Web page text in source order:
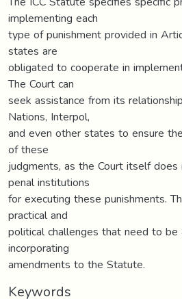
implementing each
type of punishment provided in
states are
obligated to cooperate in
The Court can
seek assistance from its
Nations, Interpol,
and even other states to ensure
of these
judgments, as the Court itself
penal institutions
for executing these punishments.
practical and
political challenges that need to
incorporating
amendments to the Statute.
Keywords